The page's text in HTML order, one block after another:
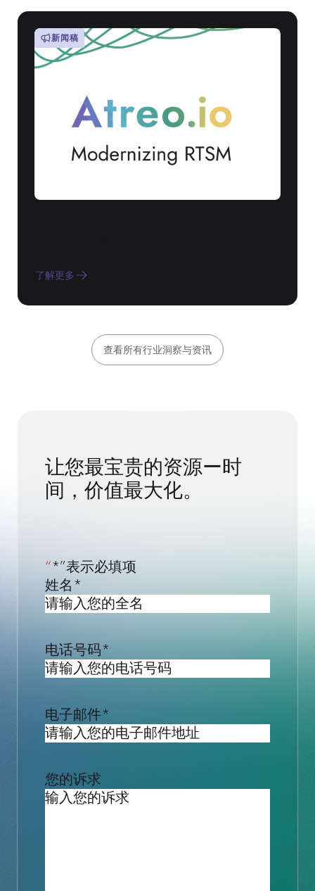
新闻稿
了解更多
查看所有行业洞察与资讯
让您最宝贵的资源ー时
间，价值最大化。
“*”表示必填项
姓名*
电话号码*
电子邮件*
您的诉求